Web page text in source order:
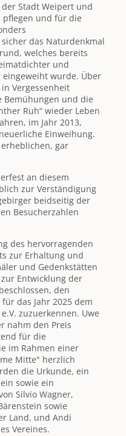
Stadt Weipert und
pflegen und für die
das Naturdenkmal
welches bereits
und
wurde. Über
Vergessenheit
Bemühungen und die
Ruh“ wieder Leben
im Jahr 2013,
Einweihung.
gar
an diesem
zur Verständigung
beidseitig der
Besucherzahlen
des hervorragenden
zur Erhaltung und
und Gedenkstätten
Entwicklung der
den
das Jahr 2025 dem
zuzuerkennen. Uwe
nahm den Preis
für die
im Rahmen einer
Mitte" herzlich
die Urkunde, ein
sowie ein
Silvio Wagner,
sowie
Land, und Andi
Vereines.